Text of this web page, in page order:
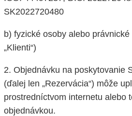
SK2022720480
b) fyzické osoby alebo
„Klienti“)
2. Objednávku na poskytovanie
(ďalej len „Rezervácia“) môže
prostredníctvom internetu alebo
objednávkou.